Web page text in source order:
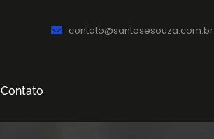
contato@santosesouza.com.br
Contato